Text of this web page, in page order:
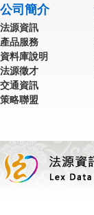
公司簡介
法源資訊
產品服務
資料庫說明
法源徵才
交通資訊
策略聯盟